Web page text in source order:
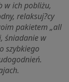
w ich pobliżu,
relaksuj?cy
pakietem „all
śniadanie w
szybkiego